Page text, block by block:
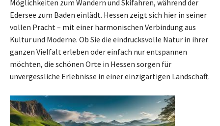
Möglichkeiten zum Wandern und Skifahren, während der
Edersee zum Baden einlädt. Hessen zeigt sich hier in seiner
vollen Pracht – mit einer harmonischen Verbindung aus
Kultur und Moderne. Ob Sie die eindrucksvolle Natur in ihrer
ganzen Vielfalt erleben oder einfach nur entspannen
möchten, die schönen Orte in Hessen sorgen für
unvergessliche Erlebnisse in einer einzigartigen Landschaft.